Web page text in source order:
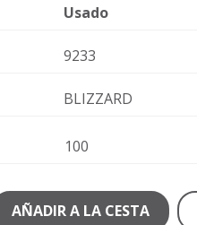
Usado
9233
BLIZZARD
100
AÑADIR A LA CESTA